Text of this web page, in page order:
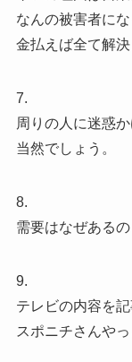
なんの被害者に
金払えば全て解
7.
周りの人に迷惑
当然でしょう。
8.
需要はなぜあるの
9.
テレビの内容を
スポニチさんや